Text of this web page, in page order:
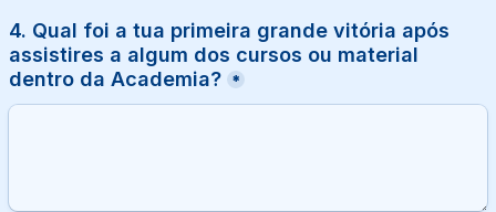
4. Qual foi a tua primeira grande vitória após
assistires a algum dos cursos ou material
dentro da Academia? *